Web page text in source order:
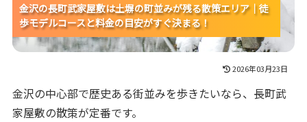
金沢の長町武家屋敷は土塀の町並みが残る散策エリア｜徒
歩モデルコースと料金の目安がすぐ決まる！
金沢の長町武家屋敷は土塀の町並みが残る散策エリア｜徒
歩モデルコースと料金の目安がすぐ決まる！
金沢の長町武家屋敷は土塀の町並みが残る散策エリア｜徒
歩モデルコースと料金の目安がすぐ決まる！
2026年03月23日
金沢の中心部で歴史ある街並みを歩きたいなら、長町武
家屋敷の散策が定番です。